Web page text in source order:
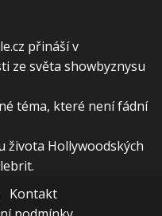
přináší v
ze světa showbyznysu
téma, které není fádní
života Hollywoodských
Kontakt